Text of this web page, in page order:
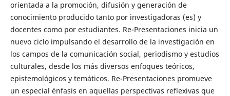
orientada a la promoción, difusión y generación de
conocimiento producido tanto por investigadoras (es) y
docentes como por estudiantes. Re-Presentaciones inicia un
nuevo ciclo impulsando el desarrollo de la investigación en
los campos de la comunicación social, periodismo y estudios
culturales, desde los más diversos enfoques teóricos,
epistemológicos y temáticos. Re-Presentaciones promueve
un especial énfasis en aquellas perspectivas reflexivas que